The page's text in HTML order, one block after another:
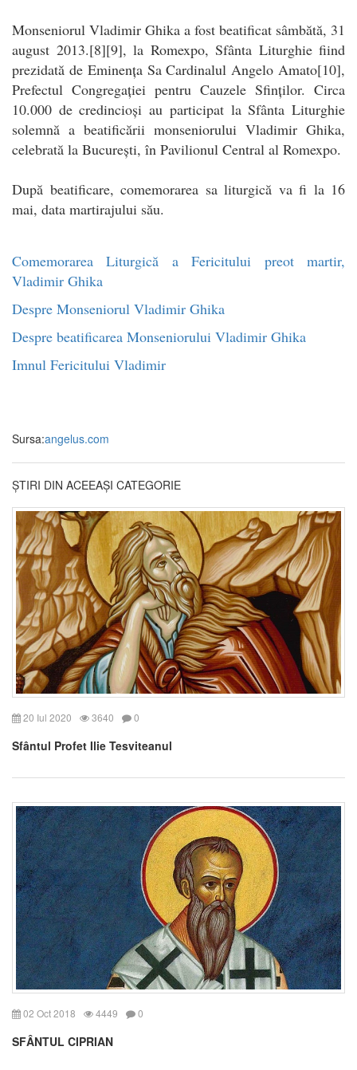
Monseniorul Vladimir Ghika a fost beatificat sâmbătă, 31
august 2013.[8][9], la Romexpo, Sfânta Liturghie fiind
prezidată de Eminența Sa Cardinalul Angelo Amato[10],
Prefectul Congregației pentru Cauzele Sfinților. Circa
10.000 de credincioși au participat la Sfânta Liturghie
solemnă a beatificării monseniorului Vladimir Ghika,
celebrată la București, în Pavilionul Central al Romexpo.
După beatificare, comemorarea sa liturgică va fi la 16
mai, data martirajului său.
Comemorarea Liturgică a Fericitului preot martir,
Vladimir Ghika
Despre Monseniorul Vladimir Ghika
Despre beatificarea Monseniorului Vladimir Ghika
Imnul Fericitului Vladimir
Sursa:angelus.com
ȘTIRI DIN ACEEAȘI CATEGORIE
20 Iul 2020 3640 0
Sfântul Profet Ilie Tesviteanul
02 Oct 2018 4449 0
SFÂNTUL CIPRIAN